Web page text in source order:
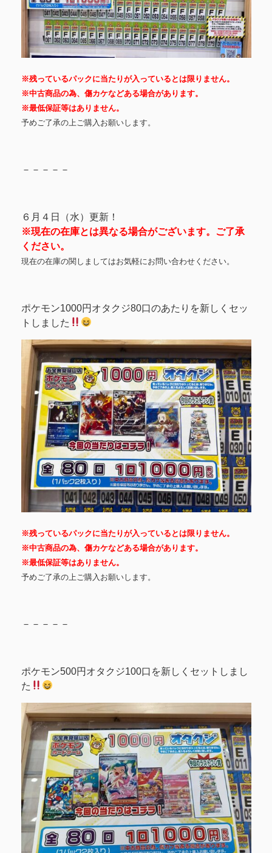
※残っているパックに当たりが入っているとは限りません。
※中古商品の為、傷カケなどある場合があります。
※最低保証等はありません。
予めご了承の上ご購入お願いします。
－－－－－
６月４日（水）更新！
※現在の在庫とは異なる場合がございます。ご了承
ください。
現在の在庫の関しましてはお気軽にお問い合わせください。
ポケモン1000円オタクジ80口のあたりを新しくセッ
トしました
※残っているパックに当たりが入っているとは限りません。
※中古商品の為、傷カケなどある場合があります。
※最低保証等はありません。
予めご了承の上ご購入お願いします。
－－－－－
ポケモン500円オタクジ100口を新しくセットしまし
た